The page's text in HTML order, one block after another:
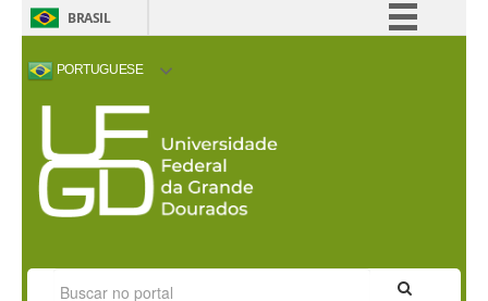
BRASIL
PORTUGUESE
ACESSIBILIDADE ALTO CONTRASTE
VISITORS